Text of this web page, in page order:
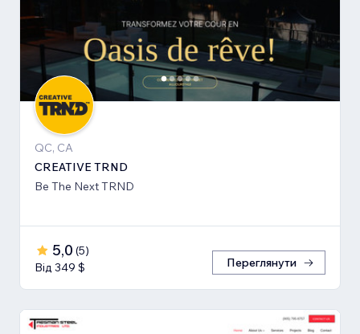
QC, CA
CREATIVE TRND
Be The Next TRND
5,0 (5)
Від 349 $
Переглянути